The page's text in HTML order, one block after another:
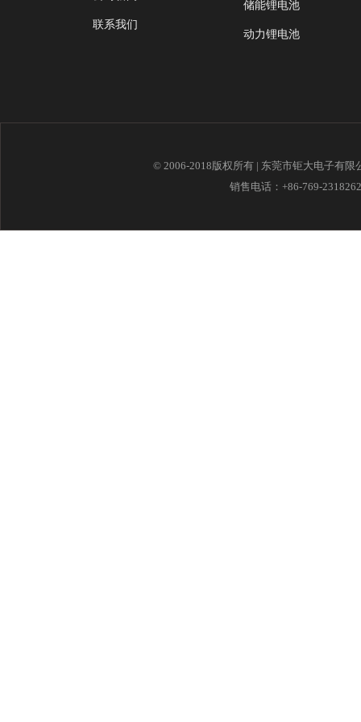
联系我们
储能锂电池
动力锂电池
© 2006-2018版权所有 | 东莞市钜大电子有
销售电话：+86-769-